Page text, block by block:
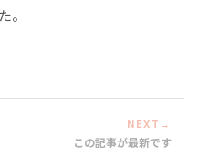
。
NEXT →
この記事が最新です